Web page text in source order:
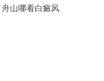
舟山哪看白癜风